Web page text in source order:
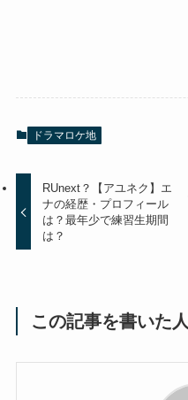
ドラマロケ地
RUnext？【アユネク】エ
ナの経歴・プロフィール
は？最年少で練習生期間
は？
この記事を書いた人